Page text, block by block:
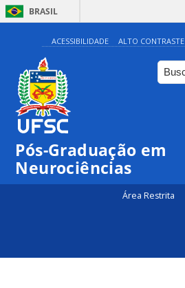
BRASIL
ACESSIBILIDADE ALTO CONTRASTE
Pós-Graduação em
Neurociências
Área Restrita